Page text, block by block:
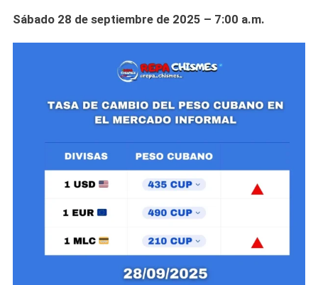
Sábado 28 de septiembre de 2025 – 7:00 a.m.